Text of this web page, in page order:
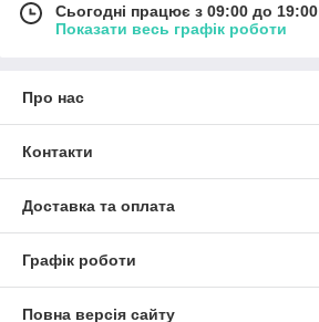
Сьогодні працює з 09:00 до 19:00
Показати весь графік роботи
Про нас
Контакти
Доставка та оплата
Графік роботи
Повна версія сайту